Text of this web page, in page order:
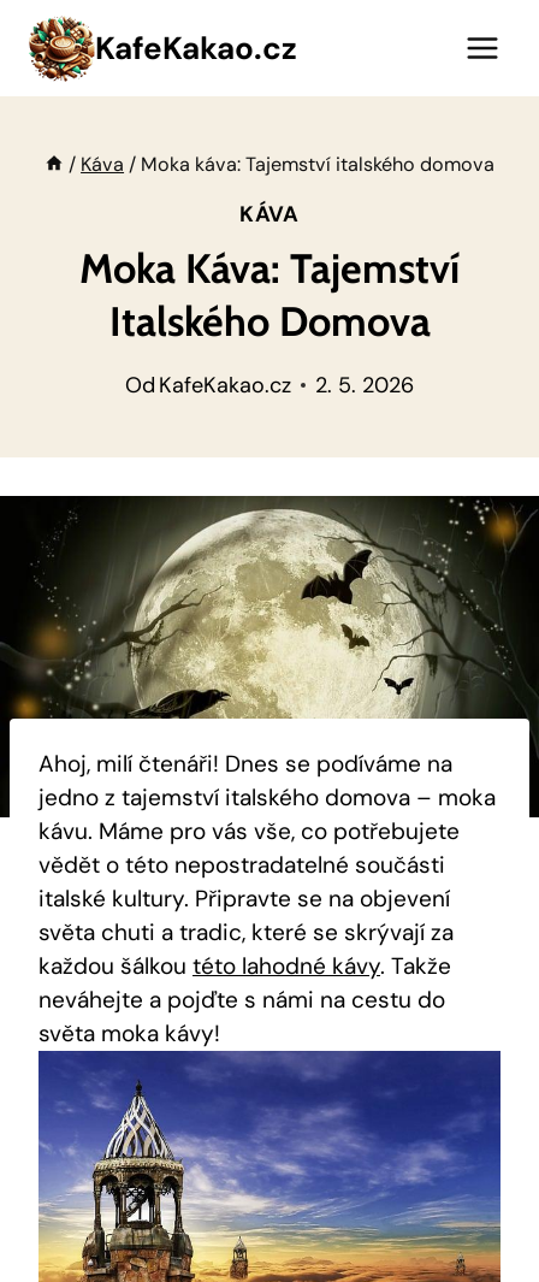
Přeskočit
obsah
KafeKakao.cz
/ Káva / Moka káva: Tajemství italského domova
KÁVA
Moka Káva: Tajemství
Italského Domova
Od KafeKakao.cz 2. 5. 2026
Ahoj, milí čtenáři! Dnes se podíváme na
jedno z tajemství italského domova – moka
kávu. Máme pro vás vše, co potřebujete
vědět o této nepostradatelné součásti
italské kultury. Připravte se na objevení
světa chuti a tradic, které se skrývají za
každou šálkou této lahodné kávy. Takže
neváhejte a pojďte s námi na cestu do
světa moka kávy!